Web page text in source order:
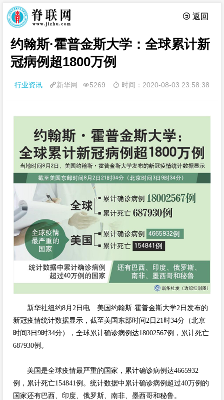
 返回
约翰斯·霍普金斯大学：全球累计新
冠病例超1800万例
行业资讯 新华网 5269  时间：2020-08-03 23:58:38
新华社纽约8月2日电 美国约翰斯·霍普金斯大学2日发布的
新冠疫情统计数据显示，截至美国东部时间2日21时34分（北京
时间3日9时34分），全球累计确诊病例达18002567例，累计死亡
687930例。
美国是全球疫情最严重的国家，累计确诊病例达4665932
例，累计死亡154841例。统计数据中累计确诊病例超过40万例的
国家还有巴西、印度、俄罗斯、南非、墨西哥和秘鲁。